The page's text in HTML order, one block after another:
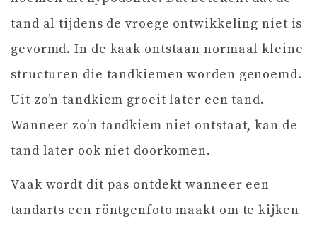
tand al tijdens de vroege ontwikkeling niet is
gevormd. In de kaak ontstaan normaal kleine
structuren die tandkiemen worden genoemd.
Uit zo’n tandkiem groeit later een tand.
Wanneer zo’n tandkiem niet ontstaat, kan de
tand later ook niet doorkomen.
Vaak wordt dit pas ontdekt wanneer een
tandarts een röntgenfoto maakt om te kijken